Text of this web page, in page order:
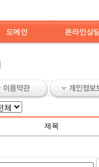
도메인 온라인상
제목